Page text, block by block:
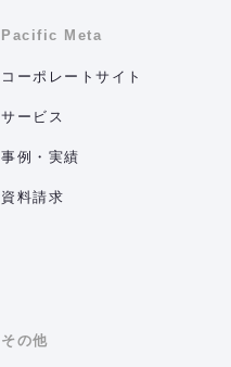
Pacific Meta
コーポレートサイト
サービス
事例・実績
資料請求
その他